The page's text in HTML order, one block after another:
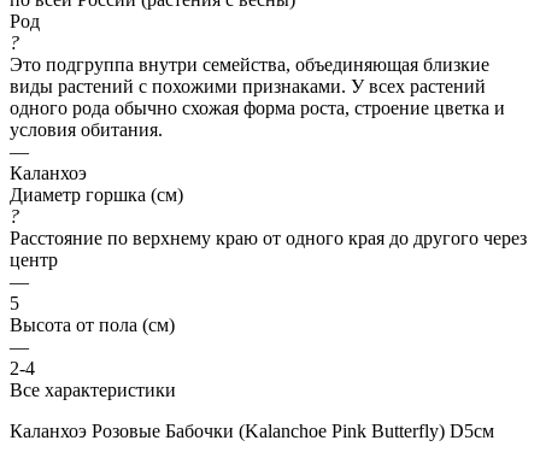
Род
?
Это подгруппа внутри семейства, объединяющая близкие
виды растений с похожими признаками. У всех растений
одного рода обычно схожая форма роста, строение цветка и
условия обитания.
—
Каланхоэ
Диаметр горшка (см)
?
Расстояние по верхнему краю от одного края до другого через
центр
—
5
Высота от пола (см)
—
2-4
Все характеристики
Каланхоэ Розовые Бабочки (Kalanchoe Pink Butterfly) D5см